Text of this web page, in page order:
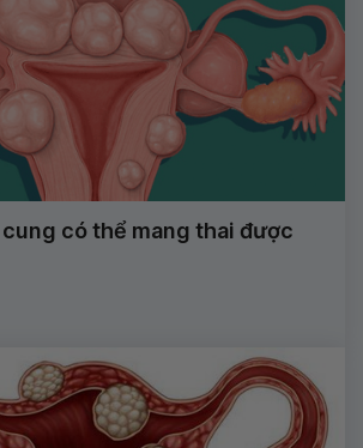
có thể mang thai được